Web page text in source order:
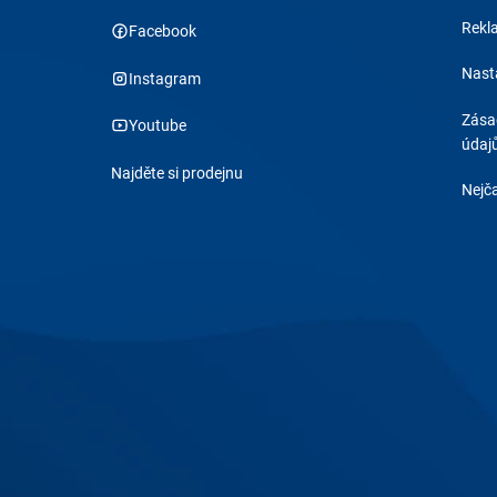
Facebook
Instagram
Youtube
Najděte si prodejnu